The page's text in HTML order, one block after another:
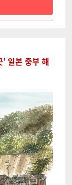
' 일본 중부 해